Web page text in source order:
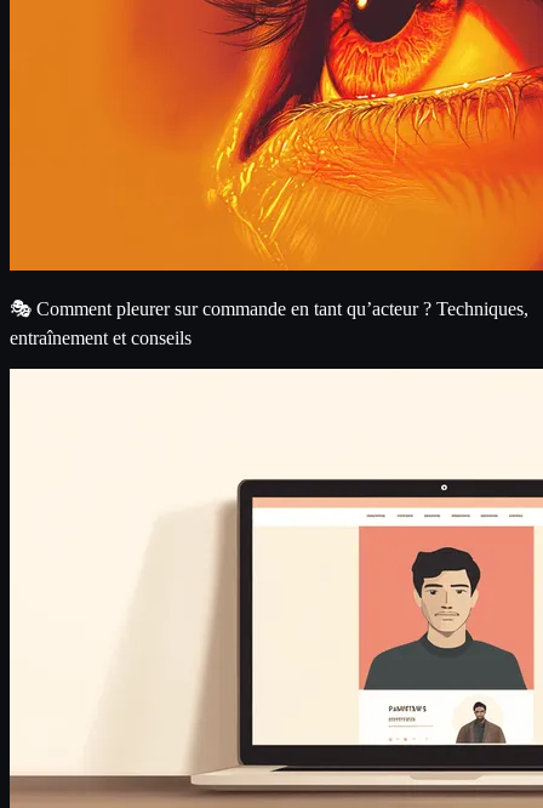
🎭 Comment pleurer sur commande en tant qu’acteur ? Techniques,
entraînement et conseils